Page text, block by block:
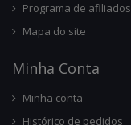
Programa de afiliados
Mapa do site
Minha Conta
Minha conta
Histórico de pedidos